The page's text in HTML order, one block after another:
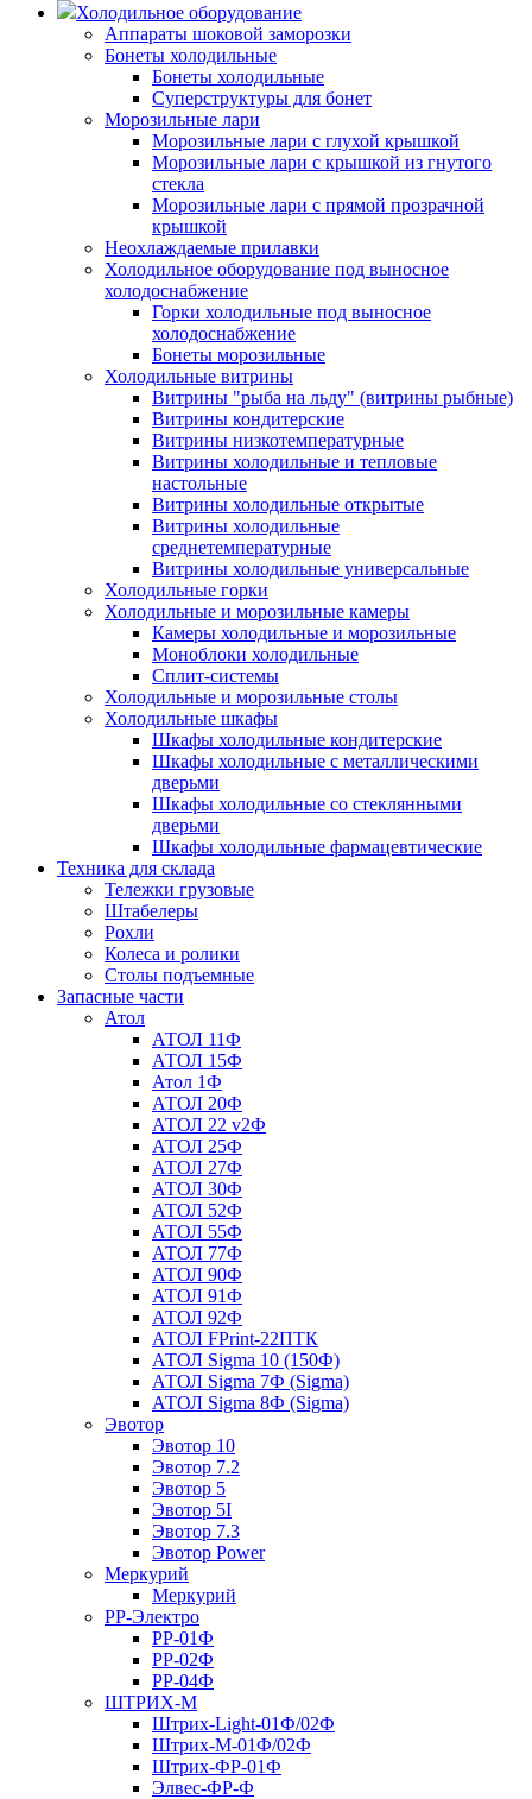
Холодильное оборудование
Аппараты шоковой заморозки
Бонеты холодильные
Бонеты холодильные
Суперструктуры для бонет
Морозильные лари
Морозильные лари с глухой крышкой
Морозильные лари с крышкой из гнутого
стекла
Морозильные лари с прямой прозрачной
крышкой
Неохлаждаемые прилавки
Холодильное оборудование под выносное
холодоснабжение
Горки холодильные под выносное
холодоснабжение
Бонеты морозильные
Холодильные витрины
Витрины "рыба на льду" (витрины рыбные)
Витрины кондитерские
Витрины низкотемпературные
Витрины холодильные и тепловые
настольные
Витрины холодильные открытые
Витрины холодильные
среднетемпературные
Витрины холодильные универсальные
Холодильные горки
Холодильные и морозильные камеры
Камеры холодильные и морозильные
Моноблоки холодильные
Сплит-системы
Холодильные и морозильные столы
Холодильные шкафы
Шкафы холодильные кондитерские
Шкафы холодильные с металлическими
дверьми
Шкафы холодильные со стеклянными
дверьми
Шкафы холодильные фармацевтические
Техника для склада
Тележки грузовые
Штабелеры
Рохли
Колеса и ролики
Столы подъемные
Запасные части
Атол
АТОЛ 11Ф
АТОЛ 15Ф
Атол 1Ф
АТОЛ 20Ф
АТОЛ 22 v2Ф
АТОЛ 25Ф
АТОЛ 27Ф
АТОЛ 30Ф
АТОЛ 52Ф
АТОЛ 55Ф
АТОЛ 77Ф
АТОЛ 90Ф
АТОЛ 91Ф
АТОЛ 92Ф
АТОЛ FPrint-22ПТК
АТОЛ Sigma 10 (150Ф)
АТОЛ Sigma 7Ф (Sigma)
АТОЛ Sigma 8Ф (Sigma)
Эвотор
Эвотор 10
Эвотор 7.2
Эвотор 5
Эвотор 5I
Эвотор 7.3
Эвотор Power
Меркурий
Меркурий
РР-Электро
РР-01Ф
РР-02Ф
РР-04Ф
ШТРИХ-М
Штрих-Light-01Ф/02Ф
Штрих-М-01Ф/02Ф
Штрих-ФР-01Ф
Элвес-ФР-Ф